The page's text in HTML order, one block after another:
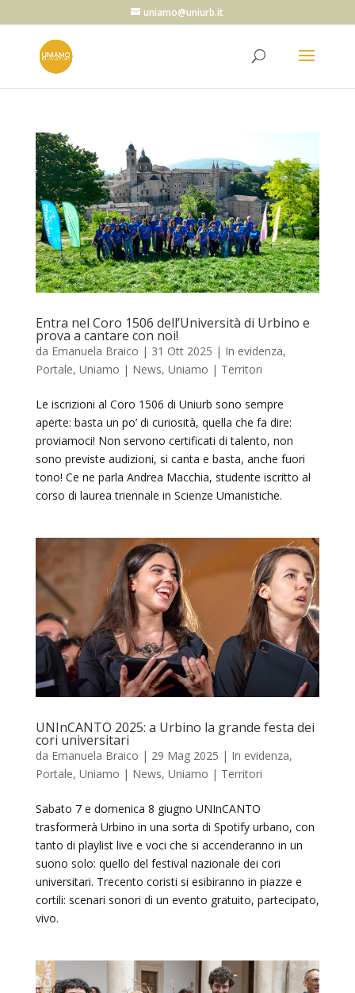
uniamo@uniurb.it
Entra nel Coro 1506 dell’Università di Urbino e
prova a cantare con noi!
da Emanuela Braico | 31 Ott 2025 | In evidenza,
Portale, Uniamo | News, Uniamo | Territori
Le iscrizioni al Coro 1506 di Uniurb sono sempre
aperte: basta un po’ di curiosità, quella che fa dire:
proviamoci! Non servono certificati di talento, non
sono previste audizioni, si canta e basta, anche fuori
tono! Ce ne parla Andrea Macchia, studente iscritto al
corso di laurea triennale in Scienze Umanistiche.
UNInCANTO 2025: a Urbino la grande festa dei
cori universitari
da Emanuela Braico | 29 Mag 2025 | In evidenza,
Portale, Uniamo | News, Uniamo | Territori
Sabato 7 e domenica 8 giugno UNInCANTO
trasformerà Urbino in una sorta di Spotify urbano, con
tanto di playlist live e voci che si accenderanno in un
suono solo: quello del festival nazionale dei cori
universitari. Trecento coristi si esibiranno in piazze e
cortili: scenari sonori di un evento gratuito, partecipato,
vivo.